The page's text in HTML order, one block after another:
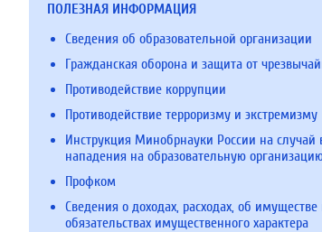
ПОЛЕЗНАЯ ИНФОРМАЦИЯ
Сведения об образовательной организации
Гражданская оборона и защита от
Противодействие коррупции
Противодействие терроризму и экстремизму
Инструкция Минобрнауки России на случай
нападения на образовательную
Профком
Сведения о доходах, расходах, об имуществе
обязательствах имущественного характера